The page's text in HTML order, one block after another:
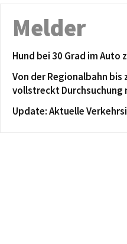
Melder
Hund bei 30 Grad im Auto
Von der Regionalbahn bis
vollstreckt Durchsuchung
Update: Aktuelle